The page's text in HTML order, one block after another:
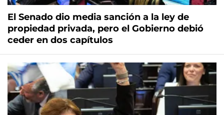
El Senado dio media sanción a la ley de
propiedad privada, pero el Gobierno debió
ceder en dos capítulos